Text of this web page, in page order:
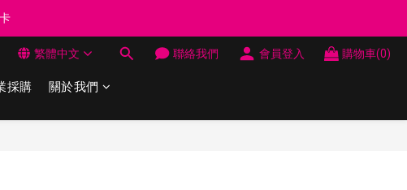
國制 送完即止
國制 送完即止
繁體中文 聯絡我們 會員登入 購物車(0)
採購 關於我們